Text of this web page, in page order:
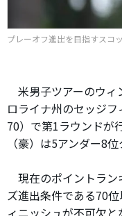
プレーオフ進出を目指すスコ
米男子ツアーのウィ
ロライナ州のセッジ
70）で第1ラウンドが
（豪）は5アンダー8
現在のポイントラン
ズ進出条件である70
ィニッシュが不可欠と